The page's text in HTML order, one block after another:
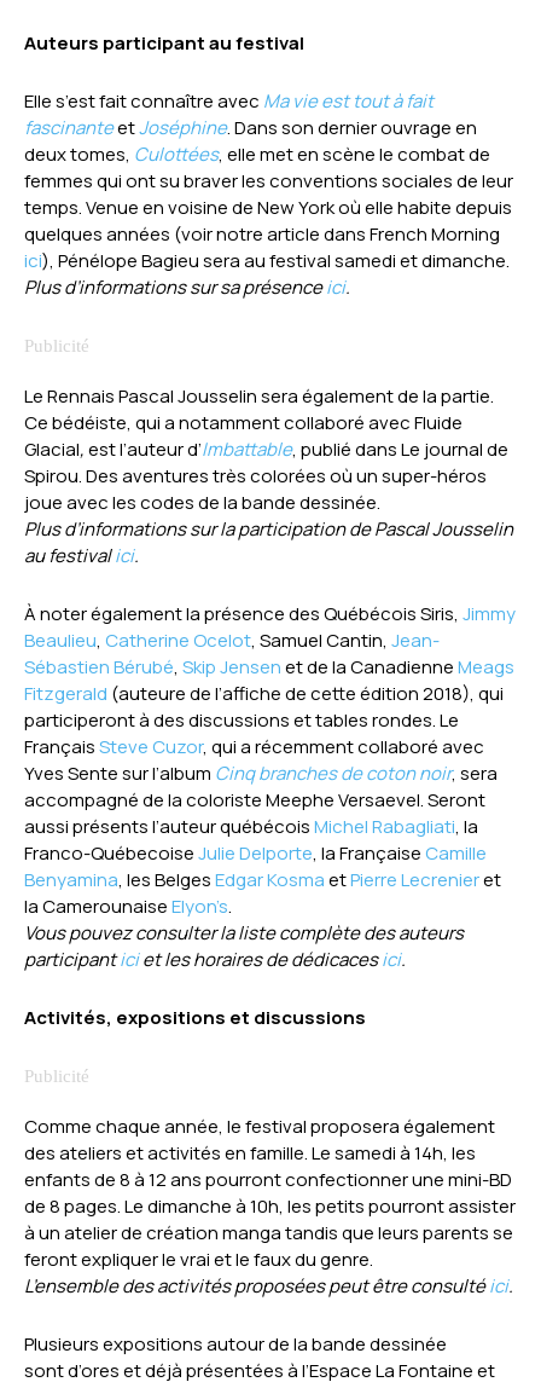
Auteurs participant au festival
Elle s’est fait connaître avec Ma vie est tout à fait
fascinanteetJoséphine. Dans son dernier ouvrage en
deux tomes, Culottées, elle met en scène le combat de
femmes qui ont su braver les conventions sociales de leur
temps. Venue en voisine de New York où elle habite depuis
quelques années (voir notre article dans French Morning
ici), Pénélope Bagieu sera au festival samedi et dimanche.
Plus d’informations sur sa présenceici.
Le Rennais Pascal Jousselin sera également de la partie.
Ce bédéiste, qui a notamment collaboré avec Fluide
Glacial,est l’auteur d’Imbattable, publié dans Le journal de
Spirou. Des aventures très colorées où un super-héros
joue avec les codes de la bande dessinée.
Plus d’informations sur la participation de Pascal Jousselin
au festivalici.
À noter également la présence des Québécois Siris, Jimmy
Beaulieu, Catherine Ocelot, Samuel Cantin, Jean-
Sébastien Bérubé, Skip Jensenet de la CanadienneMeags
Fitzgerald (auteure de l’affiche de cette édition 2018), qui
participeront à des discussions et tables rondes. Le
FrançaisSteve Cuzor, qui a récemment collaboré avec
Yves Sente sur l’album Cinq branches de coton noir, sera
accompagné de la coloriste Meephe Versaevel. Seront
aussi présents l’auteur québécoisMichel Rabagliati, la
Franco-QuébecoiseJulie Delporte, la Française Camille
Benyamina, les BelgesEdgar KosmaetPierre Lecrenieret
la CamerounaiseElyon’s.
Vous pouvez consulter la liste complète des auteurs
participanticiet les horaires de dédicacesici.
Activités, expositions et discussions
Comme chaque année, le festival proposera également
des ateliers et activités en famille. Le samedi à 14h, les
enfants de 8 à 12 ans pourront confectionner une mini-BD
de 8 pages. Le dimanche à 10h, les petits pourront assister
à un atelier de création manga tandis que leurs parents se
feront expliquer le vrai et le faux du genre.
L’ensemble des activités proposées peut être consultéici.
Plusieurs expositions autour de la bande dessinée
sont d’ores et déjà présentées à l’Espace La Fontaine et